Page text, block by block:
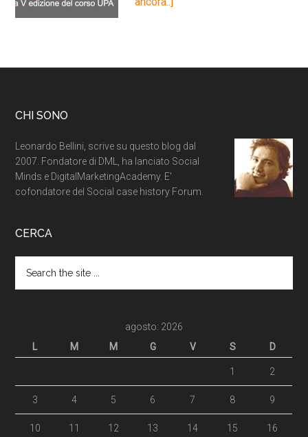
CHI SONO
Leonardo Bellini, scrive su questo blog dal
2007. Fondatore di DML, ha lanciato Social
Minds e DigitalMarketingAcademy. E'
cofondatore del Social case history Forum.
CERCA
agosto: 2026
L
M M G V S D
1 2
3 4 5 6 7 8 9
10 11 12 13 14 15 16